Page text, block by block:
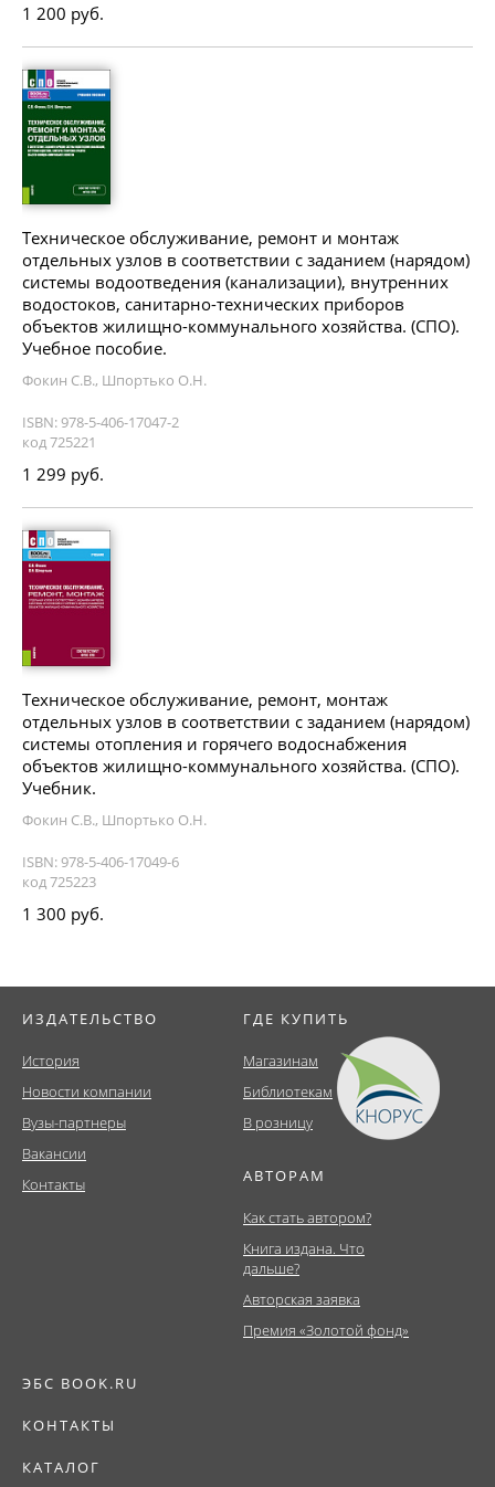
1 200 руб.
Техническое обслуживание, ремонт и монтаж
отдельных узлов в соответствии с заданием (нарядом)
системы водоотведения (канализации), внутренних
водостоков, санитарно-технических приборов
объектов жилищно-коммунального хозяйства. (СПО).
Учебное пособие.
Фокин С.В., Шпортько О.Н.
ISBN: 978-5-406-17047-2
код 725221
1 299 руб.
Техническое обслуживание, ремонт, монтаж
отдельных узлов в соответствии с заданием (нарядом)
системы отопления и горячего водоснабжения
объектов жилищно-коммунального хозяйства. (СПО).
Учебник.
Фокин С.В., Шпортько О.Н.
ISBN: 978-5-406-17049-6
код 725223
1 300 руб.
ИЗДАТЕЛЬСТВО
История
Новости компании
Вузы-партнеры
Вакансии
Контакты
ГДЕ КУПИТЬ
Магазинам
Библиотекам
В розницу
АВТОРАМ
Как стать автором?
Книга издана. Что
дальше?
Авторская заявка
Премия «Золотой фонд»
ЭБС BOOK.RU
КОНТАКТЫ
КАТАЛОГ